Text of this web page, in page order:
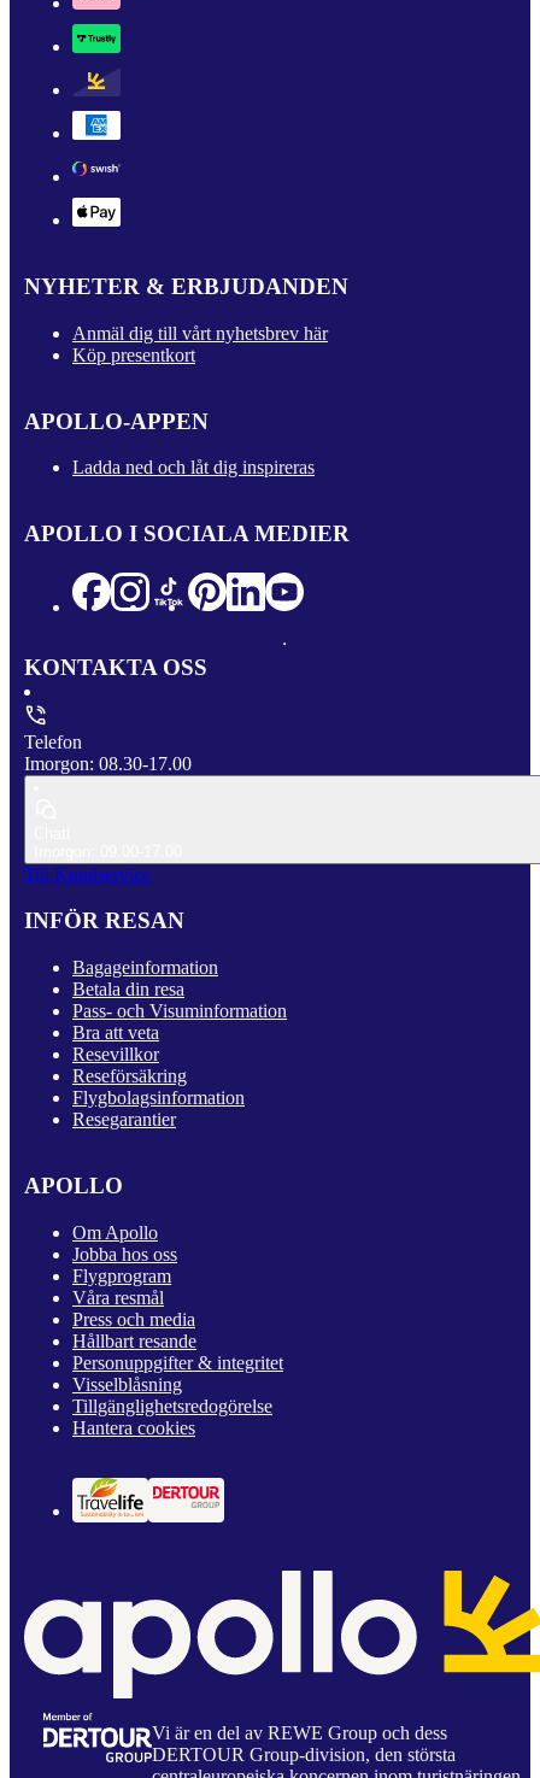
NYHETER & ERBJUDANDEN
Anmäl dig till vårt nyhetsbrev här
Köp presentkort
APOLLO-APPEN
Ladda ned och låt dig inspireras
APOLLO I SOCIALA MEDIER
KONTAKTA OSS
Telefon
Imorgon: 08.30-17.00
Till Kundservice
INFÖR RESAN
Bagageinformation
Betala din resa
Pass- och Visuminformation
Bra att veta
Resevillkor
Reseförsäkring
Flygbolagsinformation
Resegarantier
APOLLO
Om Apollo
Jobba hos oss
Flygprogram
Våra resmål
Press och media
Hållbart resande
Personuppgifter & integritet
Visselblåsning
Tillgänglighetsredogörelse
Hantera cookies
Vi är en del av REWE Group och dess
DERTOUR Group-division, den största